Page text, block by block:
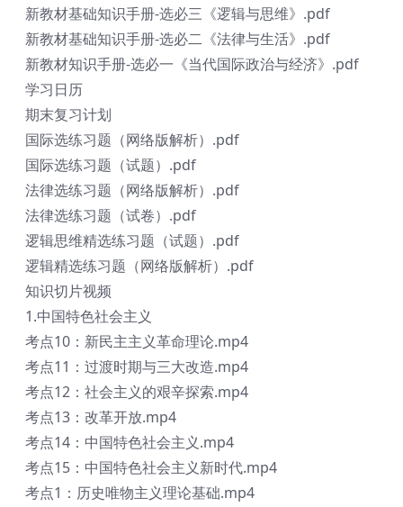
新教材基础知识手册-选必三《逻辑与思维》.pdf
新教材基础知识手册-选必二《法律与生活》.pdf
新教材知识手册-选必一《当代国际政治与经济》.pdf
学习日历
期末复习计划
国际选练习题（网络版解析）.pdf
国际选练习题（试题）.pdf
法律选练习题（网络版解析）.pdf
法律选练习题（试卷）.pdf
逻辑思维精选练习题（试题）.pdf
逻辑精选练习题（网络版解析）.pdf
知识切片视频
1.中国特色社会主义
考点10：新民主主义革命理论.mp4
考点11：过渡时期与三大改造.mp4
考点12：社会主义的艰辛探索.mp4
考点13：改革开放.mp4
考点14：中国特色社会主义.mp4
考点15：中国特色社会主义新时代.mp4
考点1：历史唯物主义理论基础.mp4